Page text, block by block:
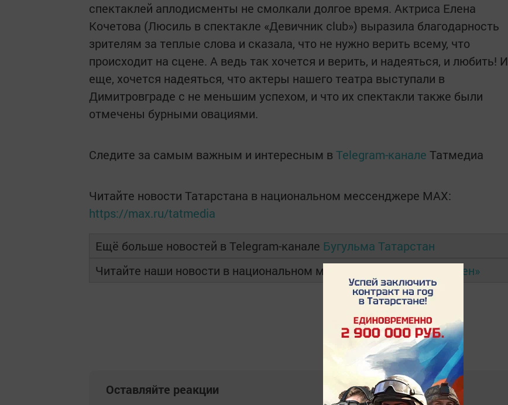
спектаклей аплодисменты не смолкали долгое время. Актриса Елена
Кочетова (Люсиль в спектакле «Девичник club») выразила благодарность
зрителям за теплые слова и сказала, что не нужно верить всему, что
происходит на сцене. А ведь так хочется и верить, и надеяться, и любить! И
еще, хочется надеяться, что актеры нашего театра выступали в
Димитровграде с не меньшим успехом, и что их спектакли также были
отмечены бурными овациями.
Следите за самым важным и интересным в Telegram-канале Татмедиа
Читайте новости Татарстана в национальном мессенджере MАХ:
https://max.ru/tatmedia
Ещё больше новостей в Telegram-канале Бугульма Татарстан
Читайте наши новости в национальном мессенджере
«Дзен»
Оставляйте реакции